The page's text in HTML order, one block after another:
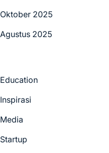
Oktober 2025
Agustus 2025
Education
Inspirasi
Media
Startup